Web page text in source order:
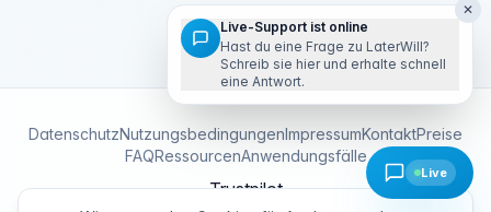
DatenschutzNutzungsbedingungenImpressumKontaktPreise
FAQRessourcenAnwendungsfälle
Trustpilot
✕
Live-Support ist online
Hast du eine Frage zu LaterWill?
Schreib sie hier und erhalte schnell
eine Antwort.
Live